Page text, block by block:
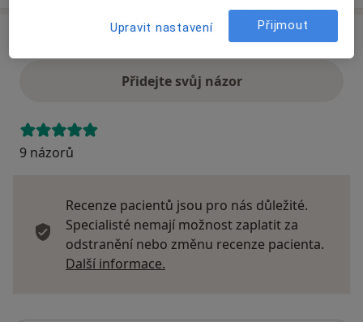
Přidejte svůj názor
9 názorů
Recenze pacientů jsou pro nás důležité.
Specialisté nemají možnost zaplatit za
odstranění nebo změnu recenze pacienta.
Další informace.
Upravit nastavení Přijmout